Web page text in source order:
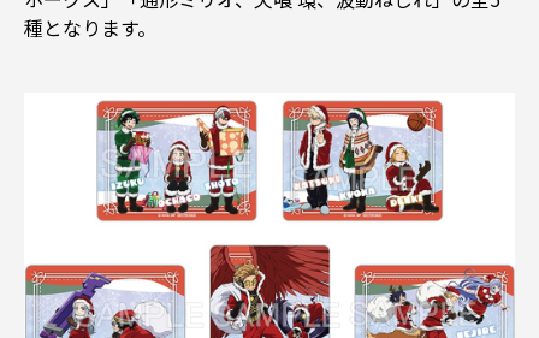
種となります。